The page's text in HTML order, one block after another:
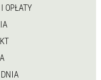
OPŁATY
DNIA